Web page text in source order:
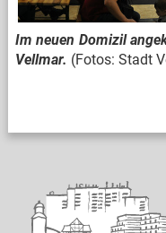
Im neuen Domizil
Vellmar. (Fotos: Stadt